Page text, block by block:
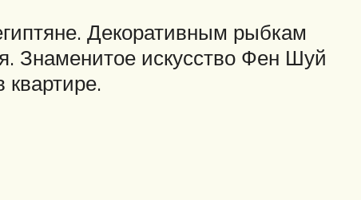
Декоративным рыбкам
Знаменитое искусство Фен Шуй